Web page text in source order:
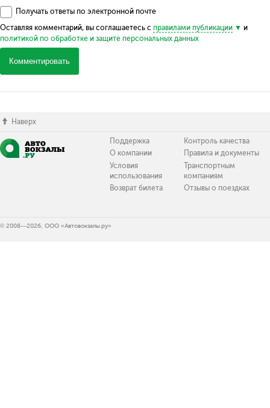
Получать ответы по электронной почте
Оставляя комментарий, вы соглашаетесь с правилами публикации
и
политикой по обработке и защите персональных данных
Комментировать
Наверх
Поддержка
О компании
Условия
использования
Возврат билета
Контроль качества
Правила и документы
Транспортным
компаниям
Отзывы о поездках
© 2008—2026, ООО «Автовокзалы.ру»